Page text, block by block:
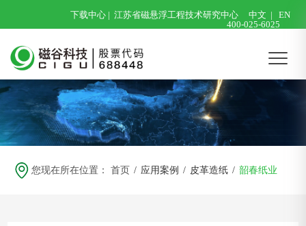
下载中心 |江苏省磁悬浮工程技术研究中心 中文 |
EN
400-025-6025
您现在所在位置：首页 / 应用案例 / 皮革造纸 / 韶春纸业